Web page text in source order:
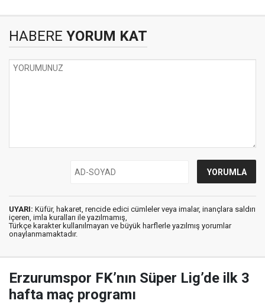
HABERE YORUM KAT
UYARI: Küfür, hakaret, rencide edici cümleler veya imalar, inançlara saldırı
içeren, imla kuralları ile yazılmamış,
Türkçe karakter kullanılmayan ve büyük harflerle yazılmış yorumlar
onaylanmamaktadır.
Erzurumspor FK’nın Süper Lig’de ilk 3
hafta maç programı